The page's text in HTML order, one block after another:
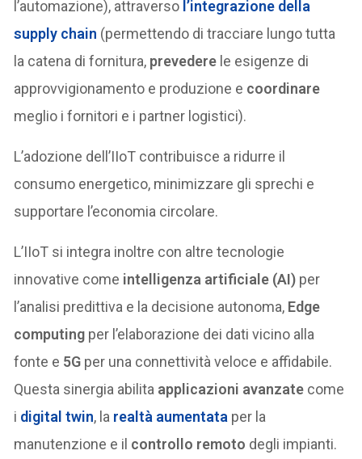
l’automazione), attraverso l’integrazione della
supply chain (permettendo di tracciare lungo tutta
la catena di fornitura, prevedere le esigenze di
approvvigionamento e produzione e coordinare
meglio i fornitori e i partner logistici).
L’adozione dell’IIoT contribuisce a ridurre il
consumo energetico, minimizzare gli sprechi e
supportare l’economia circolare.
L’IIoT si integra inoltre con altre tecnologie
innovative come intelligenza artificiale (AI) per
l’analisi predittiva e la decisione autonoma, Edge
computing per l’elaborazione dei dati vicino alla
fonte e 5G per una connettività veloce e affidabile.
Questa sinergia abilita applicazioni avanzate come
i digital twin, la realtà aumentata per la
manutenzione e il controllo remoto degli impianti.